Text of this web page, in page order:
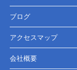
ブログ
アクセスマップ
会社概要